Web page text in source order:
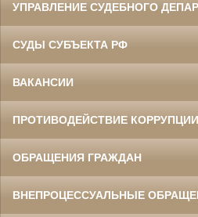
УПРАВЛЕНИЕ СУДЕБНОГО
СУДЫ СУБЪЕКТА РФ
ВАКАНСИИ
ПРОТИВОДЕЙСТВИЕ КОРРУПЦИИ
ОБРАЩЕНИЯ ГРАЖДАН
ВНЕПРОЦЕССУАЛЬНЫЕ